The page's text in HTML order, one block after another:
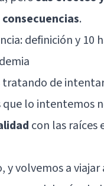
.
definición y
tratando de
lo intentemos
con las raíces
volvemos a